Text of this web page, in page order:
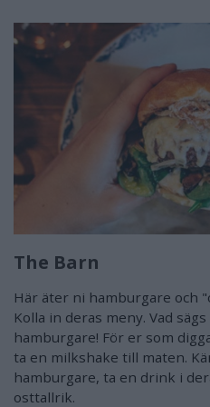
The Barn
Här äter ni hamburgare och
Kolla in deras meny. Vad
hamburgare! För er som
ta en milkshake till maten.
hamburgare, ta en drink i
osttallrik.